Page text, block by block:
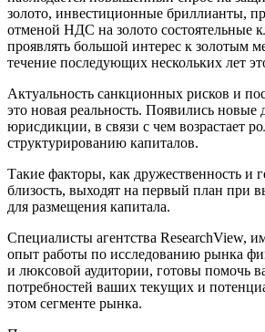
золото, инвестиционные бриллианты,
отменой НДС на золото состоятельные
проявлять большой интерес к золотым
течение последующих нескольких лет
Актуальность санкционных рисков и
это новая реальность. Появились новые
юрисдикции, в связи с чем возрастает
структурированию капиталов.
Такие факторы, как дружественность и
близость, выходят на первый план при
для размещения капитала.
Специалисты агентства ResearchView,
опыт работы по исследованию рынка
и люксовой аудитории, готовы помочь
потребностей ваших текущих и
этом сегменте рынка.